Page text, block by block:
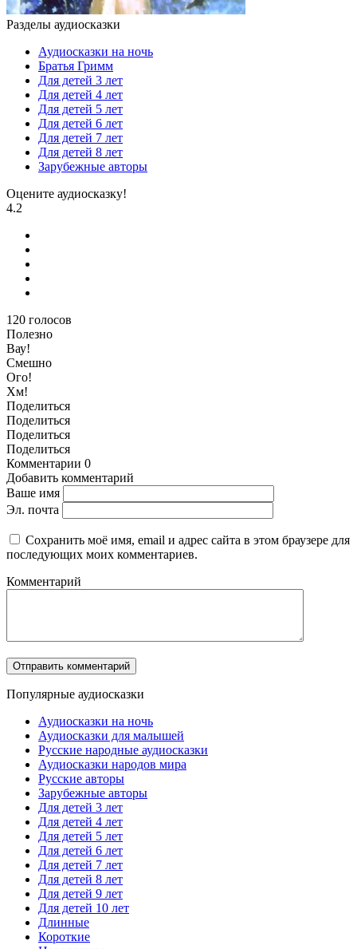
Разделы аудиосказки
Аудиосказки на ночь
Братья Гримм
Для детей 3 лет
Для детей 4 лет
Для детей 5 лет
Для детей 6 лет
Для детей 7 лет
Для детей 8 лет
Зарубежные авторы
Оцените аудиосказку!
4.2
120 голосов
Полезно
Вау!
Смешно
Ого!
Хм!
Поделиться
Поделиться
Поделиться
Поделиться
Комментарии 0
Добавить комментарий
Ваше имя
Эл. почта
Сохранить моё имя, email и адрес сайта в этом браузере для
последующих моих комментариев.
Комментарий
Популярные аудиосказки
Аудиосказки на ночь
Аудиосказки для малышей
Русские народные аудиосказки
Аудиосказки народов мира
Русские авторы
Зарубежные авторы
Для детей 3 лет
Для детей 4 лет
Для детей 5 лет
Для детей 6 лет
Для детей 7 лет
Для детей 8 лет
Для детей 9 лет
Для детей 10 лет
Длинные
Короткие